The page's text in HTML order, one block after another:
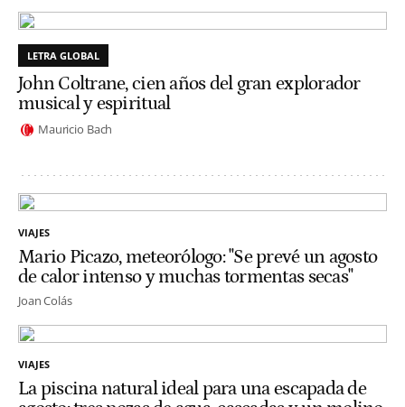
LETRA GLOBAL
John Coltrane, cien años del gran explorador
musical y espiritual
Mauricio Bach
VIAJES
Mario Picazo, meteorólogo: "Se prevé un agosto
de calor intenso y muchas tormentas secas"
Joan Colás
VIAJES
La piscina natural ideal para una escapada de